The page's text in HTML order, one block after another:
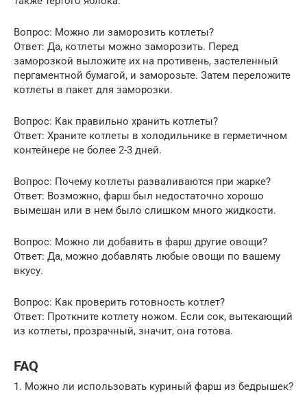
Вопрос: Можно ли заморозить котлеты?
Ответ: Да, котлеты можно заморозить. Перед
заморозкой выложите их на противень, застеленный
пергаментной бумагой, и заморозьте. Затем переложите
котлеты в пакет для заморозки.
Вопрос: Как правильно хранить котлеты?
Ответ: Храните котлеты в холодильнике в герметичном
контейнере не более 2-3 дней.
Вопрос: Почему котлеты разваливаются при жарке?
Ответ: Возможно, фарш был недостаточно хорошо
вымешан или в нем было слишком много жидкости.
Вопрос: Можно ли добавить в фарш другие овощи?
Ответ: Да, можно добавлять любые овощи по вашему
вкусу.
Вопрос: Как проверить готовность котлет?
Ответ: Проткните котлету ножом. Если сок, вытекающий
из котлеты, прозрачный, значит, она готова.
FAQ
1. Можно ли использовать куриный фарш из бедрышек?